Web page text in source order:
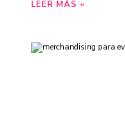
LEER MÁS »